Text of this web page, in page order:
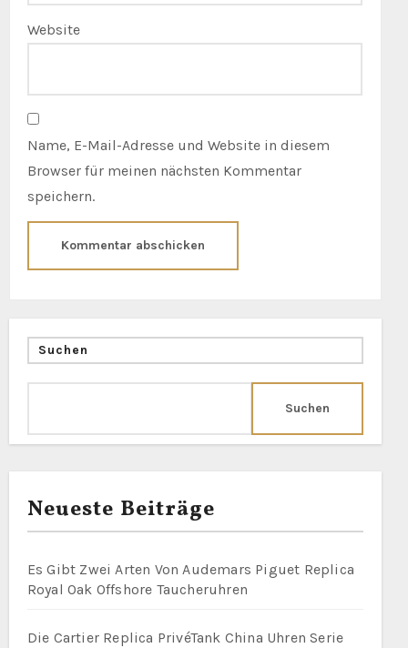
Website
Name, E-Mail-Adresse und Website in diesem
Browser für meinen nächsten Kommentar
speichern.
Suchen
Suchen
Neueste Beiträge
Es Gibt Zwei Arten Von Audemars Piguet Replica
Royal Oak Offshore Taucheruhren
Die Cartier Replica PrivéTank China Uhren Serie